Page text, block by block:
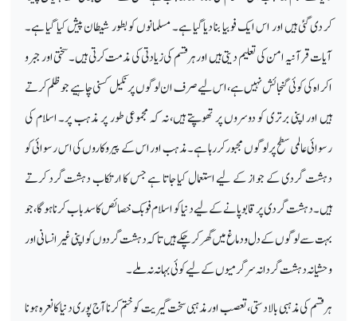
کر دی گئی ہیں اور اس ایک فوبیا بنا دیا گیا ہے۔ مسلمانوں کو بطور شیطان پیش کیا گیا ہے۔
آیات قرآنیہ امن کی تعلیم دیتی ہیں اور ہر قسم کی زیادتی کی مذمت کرتی ہیں۔ سختی اور جبر و
اکراہ کی کوئی گنجائش نہیں ہے، اس لیے صرف ان لوگوں پر نکیل کسنی چاہیے جو ظلم کرتے
ہیں اور اپنی برتری کو دوسروں پر تھوپتے ہیں، نہ کہ مجموعی طور پر مذہب پر۔ اسلام کی
رسوائی عالمی سطح پر لوگوں مجبور کر رہا ہے۔ مذہب اور اس کے پیروکاروں کی اس رسوائی کو
دہشت گردی کے جواز کے لیے استعمال کیا جاتا ہے جس کا ارتکاب دہشت گرد کرتے
ہیں۔ دہشت گردی پر قابو پانے کے لیے دنیا کو اسلام فوبک خصائص کا سد باب کرنا ہو گا، جو
بہت سے لوگوں کے دل و دماغ میں گھر کر چکے ہیں تاکہ دہشت گردوں کو اپنی غیر انسانی اور
وحشیانہ دہشت گردانہ سرگرمیوں کے لیے کوئی بہانہ نہ ملے۔
ہر قسم کی مذہبی بالادستی، تعصب اور مذہبی سخت گیریت کو ختم کرنا آج پوری دنیا کا نعرہ ہونا